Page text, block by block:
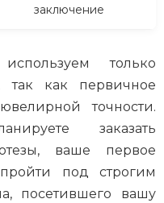
заключение
только
так как первичное
точности.
заказать
ваше первое
под строгим
посетившего вашу